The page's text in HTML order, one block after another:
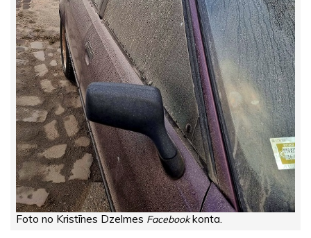
Foto no Kristīnes Dzelmes Facebookkonta.